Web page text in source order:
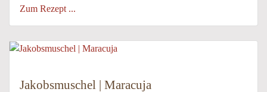
Zum Rezept ...
Jakobsmuschel | Maracuja